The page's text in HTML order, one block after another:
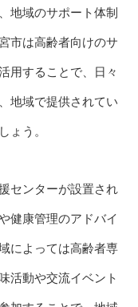
地域のサポート体制
市は高齢者向けのサ
用することで、日々
地域で提供されてい
ょう。
センターが設置され
健康管理のアドバイ
によっては高齢者専
活動や交流イベント